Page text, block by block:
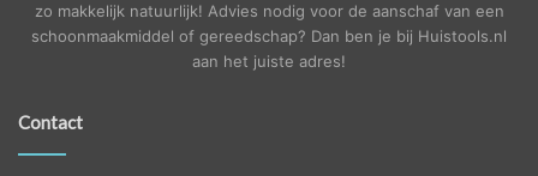
zo makkelijk natuurlijk! Advies nodig voor de aanschaf van een
schoonmaakmiddel of gereedschap? Dan ben je bij Huistools.nl
aan het juiste adres!
Contact